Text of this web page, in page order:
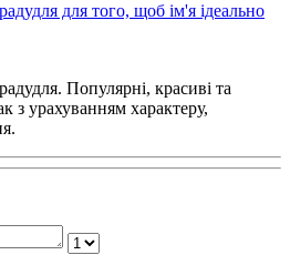
для того, щоб ім'я ідеально
Популярні, красиві та
з урахуванням характеру,